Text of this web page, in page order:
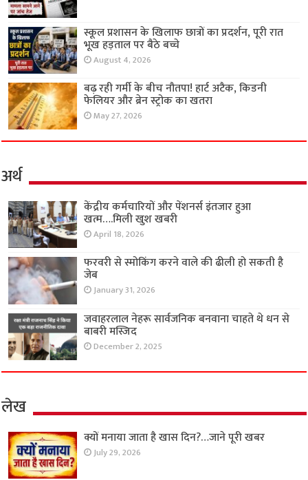
स्कूल प्रशासन के खिलाफ छात्रों का प्रदर्शन, पूरी रात
भूख हड़ताल पर बैठे बच्चे
August 4, 2026
बढ़ रही गर्मी के बीच नौतपा! हार्ट अटैक, किडनी
फेलियर और ब्रेन स्ट्रोक का खतरा
May 27, 2026
अर्थ
केंद्रीय कर्मचारियों और पेंशनर्स इंतजार हुआ
खत्म….मिली खुश खबरी
April 18, 2026
फरवरी से स्मोकिंग करने वाले की ढीली हो सकती है
जेब
January 31, 2026
जवाहरलाल नेहरू सार्वजनिक बनवाना चाहते थे धन से
बाबरी मस्जिद
December 2, 2025
लेख
क्यों मनाया जाता है खास दिन?…जाने पूरी खबर
July 29, 2026